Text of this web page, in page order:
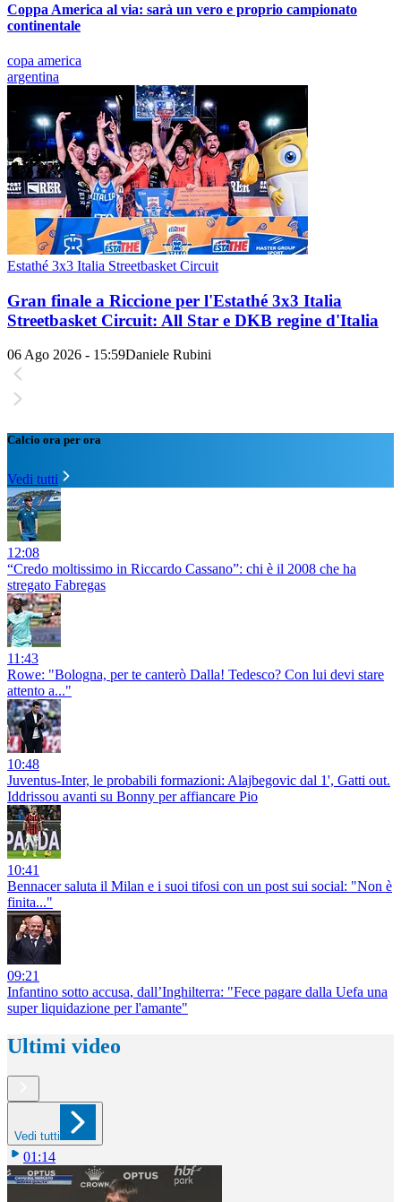
Coppa America al via: sarà un vero e proprio campionato
continentale
copa america
argentina
Estathé 3x3 Italia Streetbasket Circuit
Gran finale a Riccione per l'Estathé 3x3 Italia
Streetbasket Circuit: All Star e DKB regine d'Italia
06 Ago 2026 - 15:59Daniele Rubini
Calcio ora per ora
Vedi tutti
12:08
“Credo moltissimo in Riccardo Cassano”: chi è il 2008 che ha
stregato Fabregas
11:43
Rowe: "Bologna, per te canterò Dalla! Tedesco? Con lui devi stare
attento a..."
10:48
Juventus-Inter, le probabili formazioni: Alajbegovic dal 1', Gatti out.
Iddrissou avanti su Bonny per affiancare Pio
10:41
Bennacer saluta il Milan e i suoi tifosi con un post sui social: "Non è
finita..."
09:21
Infantino sotto accusa, dall’Inghilterra: "Fece pagare dalla Uefa una
super liquidazione per l'amante"
Ultimi video
Vedi tutti
01:14